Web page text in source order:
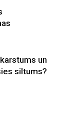
un
siltums?